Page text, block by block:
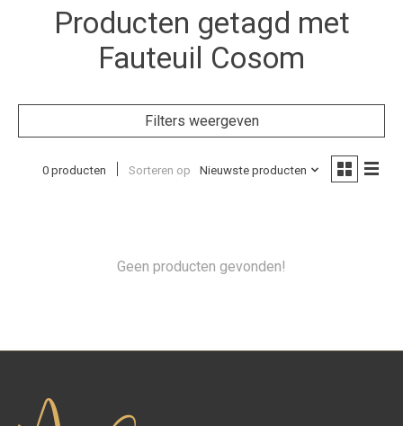
Producten getagd met
Fauteuil Cosom
Filters weergeven
0 producten Sorteren op Nieuwste producten
Geen producten gevonden!